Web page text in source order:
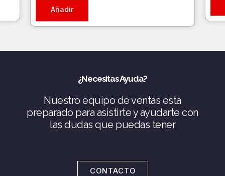
Añadir
¿Necesitas Ayuda?
Nuestro equipo de ventas esta
preparado para asistirte y ayudarte con
las dudas que puedas tener
CONTACTO